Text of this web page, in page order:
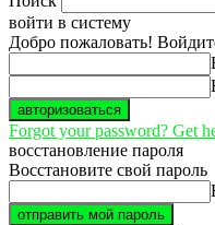
войти в систему
Добро пожаловать!
Forgot your password? Get
восстановление пароля
Восстановите свой пароль